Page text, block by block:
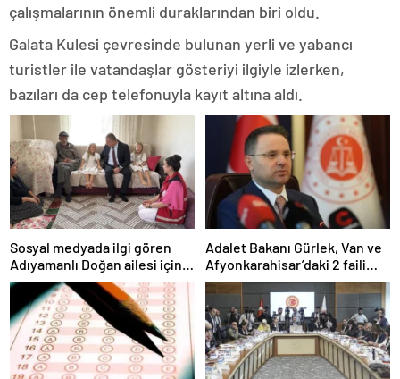
çalışmalarının önemli duraklarından biri oldu.
Galata Kulesi çevresinde bulunan yerli ve yabancı
turistler ile vatandaşlar gösteriyi ilgiyle izlerken,
bazıları da cep telefonuyla kayıt altına aldı.
Sosyal medyada ilgi gören
Adıyamanlı Doğan ailesi için
“aile danışmanlığı” süreci
başlatıldı
Adalet Bakanı Gürlek, Van ve
Afyonkarahisar’daki 2 faili
meçhul olayın aydınlatıldığını
duyurdu